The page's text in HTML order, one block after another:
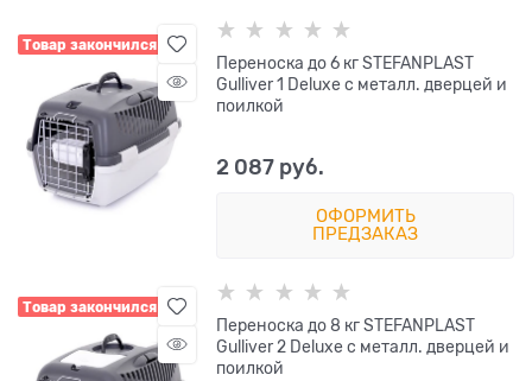
Товар закончился
Переноска до 6 кг STEFANPLAST
Gulliver 1 Deluxe с металл. дверцей и
поилкой
2 087 руб.
ОФОРМИТЬ
ПРЕДЗАКАЗ
Товар закончился
Переноска до 8 кг STEFANPLAST
Gulliver 2 Deluxe с металл. дверцей и
поилкой